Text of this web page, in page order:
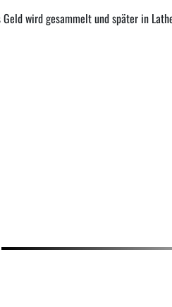
wird gesammelt und später in